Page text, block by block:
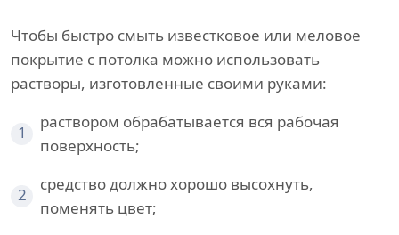
Чтобы быстро смыть известковое или меловое
покрытие с потолка можно использовать
растворы, изготовленные своими руками:
1
раствором обрабатывается вся рабочая
поверхность;
2
средство должно хорошо высохнуть,
поменять цвет;